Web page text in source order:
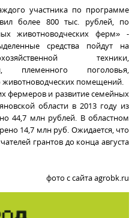
участника по программе
более 800 тыс. рублей, по
животноводческих ферм» -
средства пойдут на
техники,
племенного поголовья,
животноводческих помещений.
фермеров и развитие семейных
области в 2013 году из
44,7 млн рублей. В областном
14,7 млн руб. Ожидается, что
грантов до конца августа
фото с сайта agrobk.ru